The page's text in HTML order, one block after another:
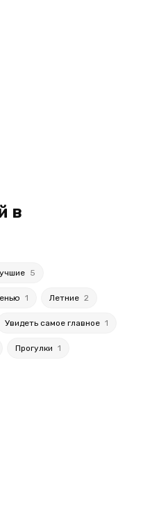
в
5
1 Летние 2
Увидеть самое главное 1
Прогулки 1